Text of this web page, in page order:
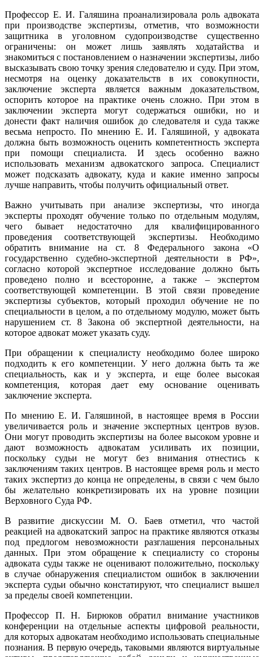
Профессор Е. И. Галяшина проанализировала роль адвоката
при производстве экспертизы, отметив, что возможности
защитника в уголовном судопроизводстве существенно
ограничены: он может лишь заявлять ходатайства и
знакомиться с постановлением о назначении экспертизы, либо
высказывать свою точку зрения следователю и суду. При этом,
несмотря на оценку доказательств в их совокупности,
заключение эксперта является важным доказательством,
оспорить которое на практике очень сложно. При этом в
заключении эксперта могут содержаться ошибки, но и
донести факт наличия ошибок до следователя и суда также
весьма непросто. По мнению Е. И. Галяшиной, у адвоката
должна быть возможность оценить компетентность эксперта
при помощи специалиста. И здесь особенно важно
использовать механизм адвокатского запроса. Специалист
может подсказать адвокату, куда и какие именно запросы
лучше направить, чтобы получить официальный ответ.
Важно учитывать при анализе экспертизы, что иногда
эксперты проходят обучение только по отдельным модулям,
чего бывает недостаточно для квалифицированного
проведения соответствующей экспертизы. Необходимо
обратить внимание на ст. 8 Федерального закона «О
государственно судебно-экспертной деятельности в РФ»,
согласно которой экспертное исследование должно быть
проведено полно и всесторонне, а также – экспертом
соответствующей компетенции. В этой связи проведение
экспертизы субъектов, который проходил обучение не по
специальности в целом, а по отдельному модулю, может быть
нарушением ст. 8 Закона об экспертной деятельности, на
которое адвокат может указать суду.
При обращении к специалисту необходимо более широко
подходить к его компетенции. У него должна быть та же
специальность, как и у эксперта, и еще более высокая
компетенция, которая дает ему основание оценивать
заключение эксперта.
По мнению Е. И. Галяшиной, в настоящее время в России
увеличивается роль и значение экспертных центров вузов.
Они могут проводить экспертизы на более высоком уровне и
дают возможность адвокатам усиливать их позиции,
поскольку судьи не могут без внимания отнестись к
заключениям таких центров. В настоящее время роль и место
таких экспертиз до конца не определены, в связи с чем было
бы желательно конкретизировать их на уровне позиции
Верховного Суда РФ.
В развитие дискуссии М. О. Баев отметил, что частой
реакцией на адвокатский запрос на практике являются отказы
под предлогом невозможности разглашения персональных
данных. При этом обращение к специалисту со стороны
адвоката суды также не оценивают положительно, поскольку
в случае обнаружения специалистом ошибок в заключении
эксперта судьи обычно констатируют, что специалист вышел
за пределы своей компетенции.
Профессор П. Н. Бирюков обратил внимание участников
конференции на отдельные аспекты цифровой реальности,
для которых адвокатам необходимо использовать специальные
познания. В первую очередь, таковыми являются виртуальные